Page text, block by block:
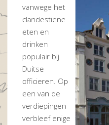
vanwege het
clandestiene
eten en
drinken
populair bij
Duitse
officieren. Op
een van de
verdiepingen
verbleef enige